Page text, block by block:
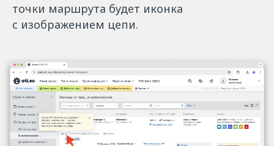
точки маршрута будет иконка
с изображением цепи.